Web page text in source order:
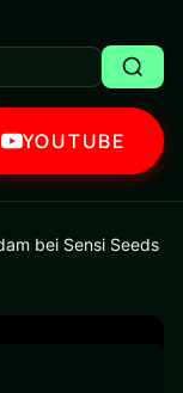
YOUTUBE
bei Sensi Seeds